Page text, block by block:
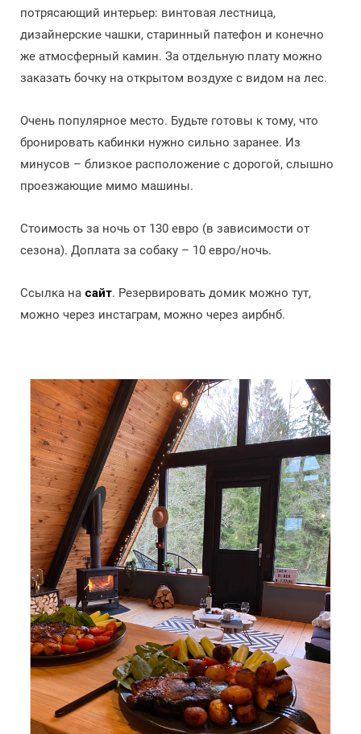
потрясающий интерьер: винтовая лестница,
дизайнерские чашки, старинный патефон и конечно
же атмосферный камин. За отдельную плату можно
заказать бочку на открытом воздухе с видом на лес.
Очень популярное место. Будьте готовы к тому, что
бронировать кабинки нужно сильно заранее. Из
минусов – близкое расположение с дорогой, слышно
проезжающие мимо машины.
Стоимость за ночь от 130 евро (в зависимости от
сезона). Доплата за собаку – 10 евро/ночь.
Ссылка на сайт. Резервировать домик можно тут,
можно через инстаграм, можно через аирбнб.